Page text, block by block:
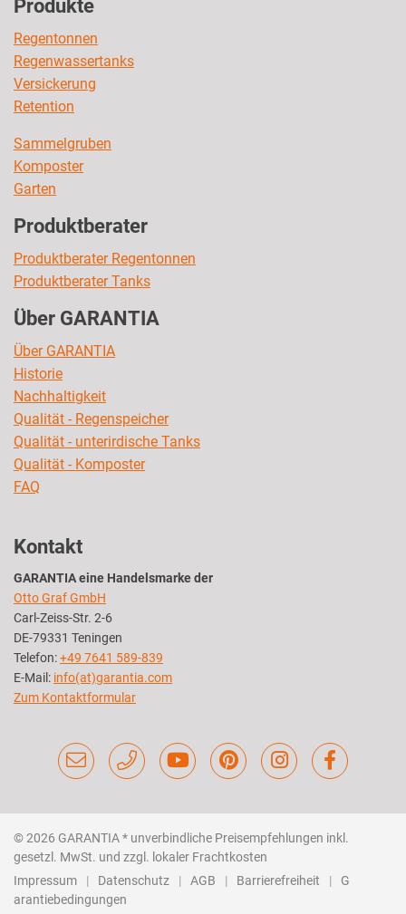
Produkte
Regentonnen
Regenwassertanks
Versickerung
Retention
Sammelgruben
Komposter
Garten
Produktberater
Produktberater Regentonnen
Produktberater Tanks
Über GARANTIA
Über GARANTIA
Historie
Nachhaltigkeit
Qualität - Regenspeicher
Qualität - unterirdische Tanks
Qualität - Komposter
FAQ
Kontakt
GARANTIA eine Handelsmarke der
Otto Graf GmbH
Carl-Zeiss-Str. 2-6
DE-79331 Teningen
Telefon:+49 7641 589-839
E-Mail: info(at)garantia.com
Zum Kontaktformular
© 2026 GARANTIA* unverbindliche Preisempfehlungen inkl.
gesetzl. MwSt. und zzgl. lokaler Frachtkosten
Impressum
Datenschutz AGB Barrierefreiheit
G
arantiebedingungen